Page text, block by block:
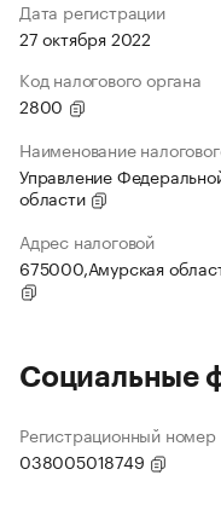
Дата регистрации
27 октября 2022
Код налогового органа
2800
Наименование
Управление
области
Адрес налоговой
675000,Амурская
Социальные
Регистрационный
038005018749